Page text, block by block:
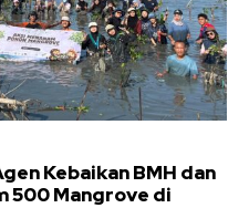
Kebaikan BMH dan
500 Mangrove di